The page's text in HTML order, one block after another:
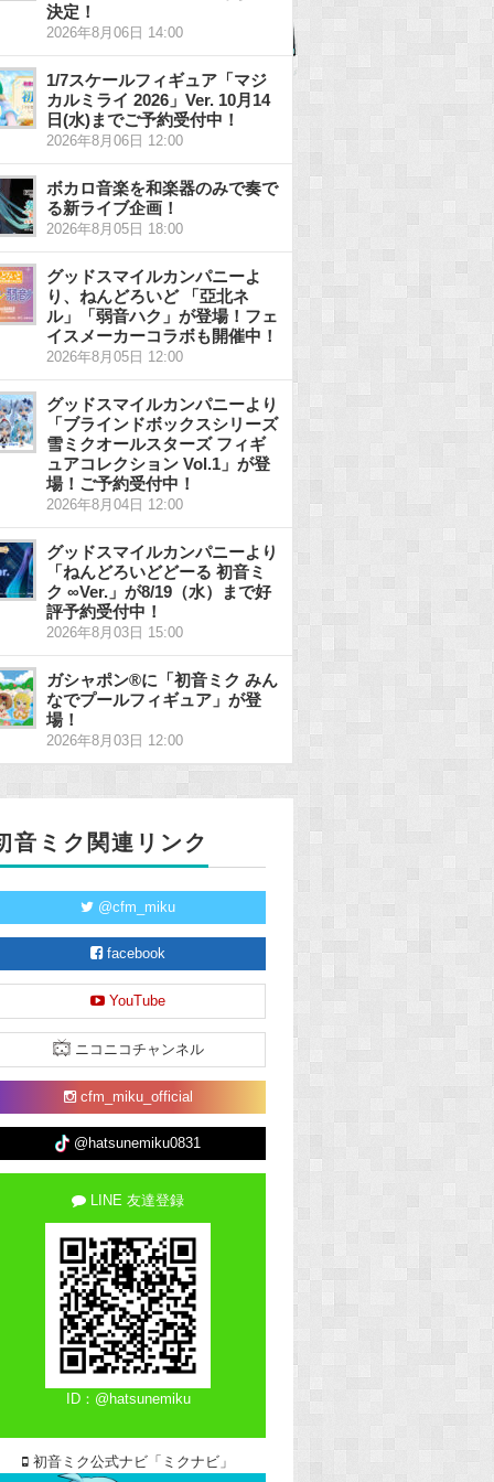
決定！
2026年8月06日 14:00
1/7スケールフィギュア「マジ
カルミライ 2026」Ver. 10月14
日(水)までご予約受付中！
2026年8月06日 12:00
ボカロ音楽を和楽器のみで奏で
る新ライブ企画！
2026年8月05日 18:00
グッドスマイルカンパニーよ
り、ねんどろいど 「亞北ネ
ル」「弱音ハク」が登場！フェ
イスメーカーコラボも開催中！
2026年8月05日 12:00
グッドスマイルカンパニーより
「ブラインドボックスシリーズ
雪ミクオールスターズ フィギ
ュアコレクション Vol.1」が登
場！ご予約受付中！
2026年8月04日 12:00
グッドスマイルカンパニーより
「ねんどろいどどーる 初音ミ
ク ∞Ver.」が8/19（水）まで好
評予約受付中！
2026年8月03日 15:00
ガシャポン®に「初音ミク みん
なでプールフィギュア」が登
場！
2026年8月03日 12:00
音ミク関連リンク
@cfm_miku
facebook
YouTube
ニコニコチャンネル
cfm_miku_official
@hatsunemiku0831
LINE 友達登録
ID：@hatsunemiku
初音ミク公式ナビ「ミクナビ」